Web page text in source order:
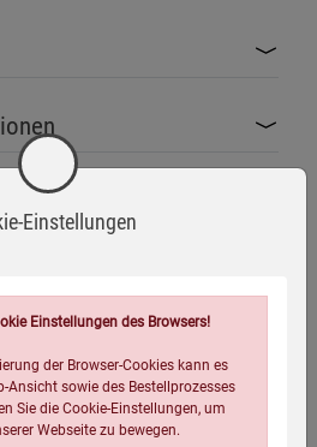
Glutenfrei Laktosefrei
Einstellungen
Einstellungen des Browsers!
der Browser-Cookies kann es
Ansicht sowie des Bestellprozesses
Sie die Cookie-Einstellungen, um
Webseite zu bewegen.